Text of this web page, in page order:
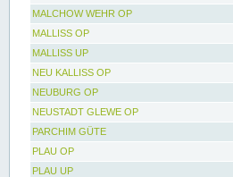
MALCHOW WEHR OP
MALLISS OP
MALLISS UP
NEU KALLISS OP
NEUBURG OP
NEUSTADT GLEWE OP
PARCHIM GÜTE
PLAU OP
PLAU UP